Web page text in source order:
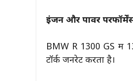
इंजन और पावर
BMW R 1300 GS में
टॉर्क जनरेट करता है।